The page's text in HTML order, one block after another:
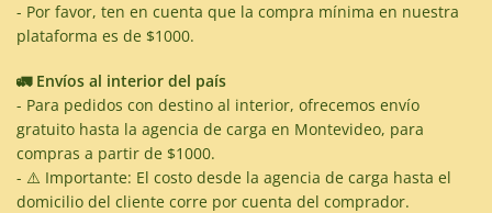
- Por favor, ten en cuenta que la compra mínima en nuestra
plataforma es de $1000.
🚛 Envíos al interior del país
- Para pedidos con destino al interior, ofrecemos envío
gratuito hasta la agencia de carga en Montevideo, para
compras a partir de $1000.
- ⚠️ Importante: El costo desde la agencia de carga hasta el
domicilio del cliente corre por cuenta del comprador.